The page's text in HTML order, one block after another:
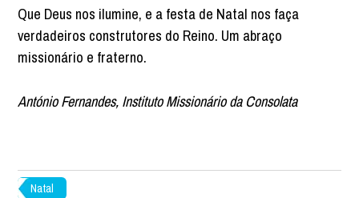
Que Deus nos ilumine, e a festa de Natal nos faça
verdadeiros construtores do Reino. Um abraço
missionário e fraterno.
António Fernandes, Instituto Missionário da Consolata
Natal